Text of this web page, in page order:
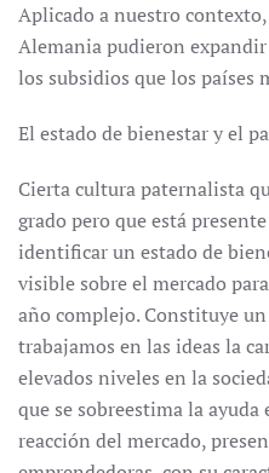
Aplicado a nuestro
Alemania pudieron expandir
los subsidios que los países
El estado de bienestar y el
Cierta cultura paternalista
grado pero que está
identificar un estado de
visible sobre el mercado
año complejo. Constituye
trabajamos en las ideas la
elevados niveles en la
que se sobreestima la
reacción del mercado,